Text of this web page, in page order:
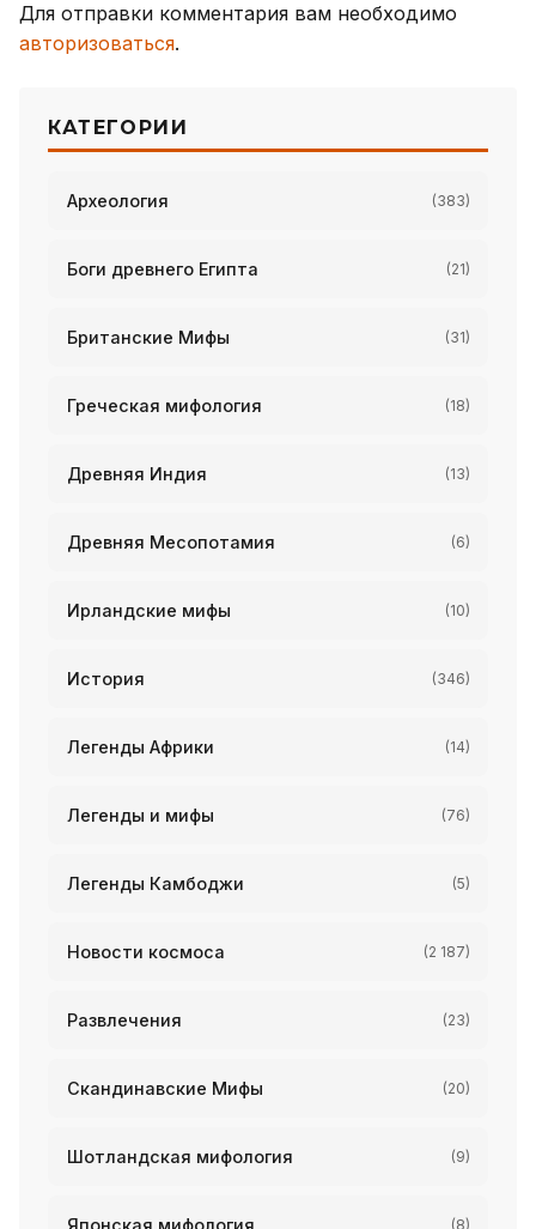
Для отправки комментария вам необходимо
авторизоваться.
КАТЕГОРИИ
Археология (383)
Боги древнего Египта (21)
Британские Мифы (31)
Греческая мифология (18)
Древняя Индия (13)
Древняя Месопотамия (6)
Ирландские мифы (10)
История (346)
Легенды Африки (14)
Легенды и мифы (76)
Легенды Камбоджи (5)
Новости космоса (2 187)
Развлечения (23)
Скандинавские Мифы (20)
Шотландская мифология (9)
Японская мифология (8)